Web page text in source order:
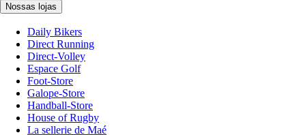
Nossas lojas
Daily Bikers
Direct Running
Direct-Volley
Espace Golf
Foot-Store
Galope-Store
Handball-Store
House of Rugby
La sellerie de Maé